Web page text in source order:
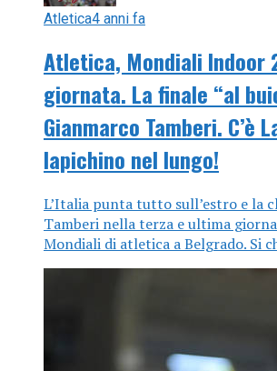
Atletica4 anni fa
Atletica, Mondiali Indoor
giornata. La finale “al
Gianmarco Tamberi. C’è
Iapichino nel lungo!
L’Italia punta tutto sull’estro e la
Tamberi nella terza e ultima
Mondiali di atletica a Belgrado. Si